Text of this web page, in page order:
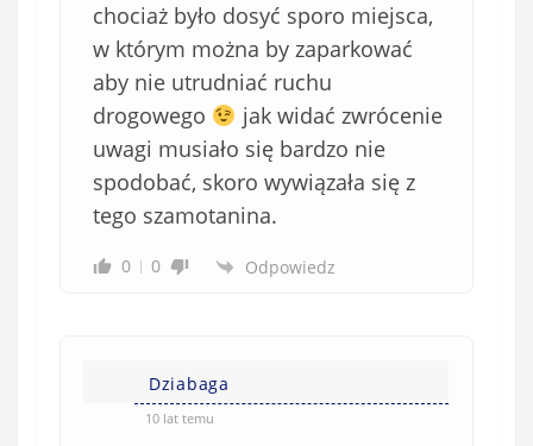
chociaż było dosyć sporo miejsca,
w którym można by zaparkować
aby nie utrudniać ruchu
drogowego
jak widać zwrócenie
uwagi musiało się bardzo nie
spodobać, skoro wywiązała się z
tego szamotanina.
0 0 Odpowiedz
Dziabaga
10 lat temu